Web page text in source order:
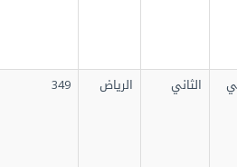
الثاني الرياض